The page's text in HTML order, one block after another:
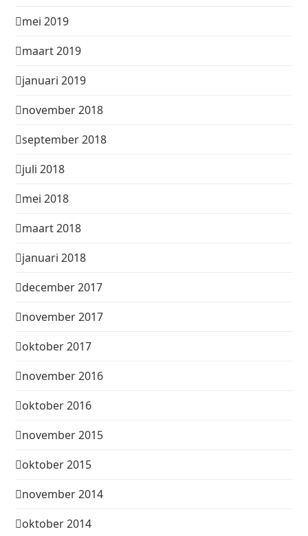
mei 2019
maart 2019
januari 2019
november 2018
september 2018
juli 2018
mei 2018
maart 2018
januari 2018
december 2017
november 2017
oktober 2017
november 2016
oktober 2016
november 2015
oktober 2015
november 2014
oktober 2014